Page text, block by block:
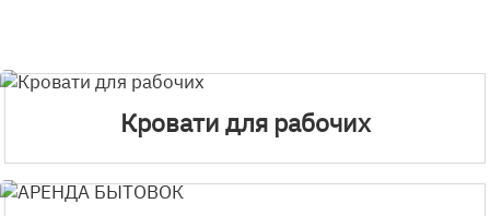
Кровати для рабочих